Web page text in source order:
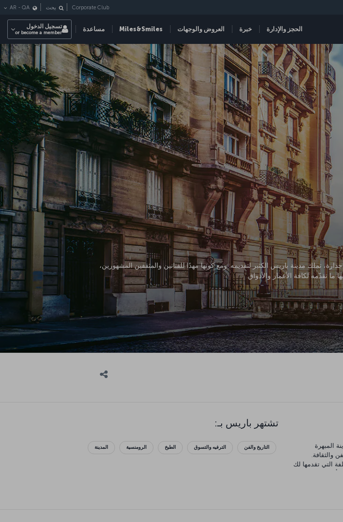
الحجز والإدارة خبرة العروض والوجهات Miles&Smiles مساعدة
Corporate Club بحث AR - QA
تسجيل الدخول
or become a member
تملك مدينة باريس الكثير لتقديمه. ومع كونها مهدًا للفنانين والمثقفين المشهورين،
تقدّمه لكافة الأعمار والأذواق.
المبهرة
والثقافة.
التي تقدمها لك
تشتهر باريس بـ:
التاريخ والفن الترفيه والتسوق الطبخ الرومنسية المدينة